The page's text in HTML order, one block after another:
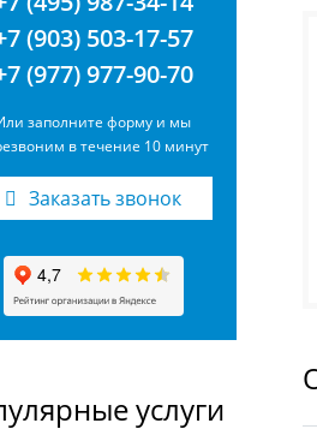
(903) 503-17-57
(977) 977-90-70
заполните форму и мы
в течение 10 минут
Заказать звонок
услуги